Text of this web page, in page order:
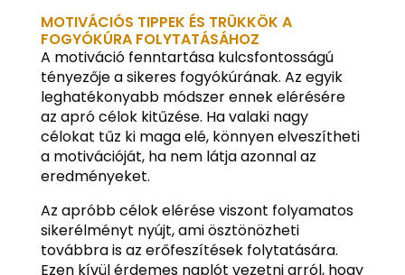
MOTIVÁCIÓS TIPPEK ÉS TRÜKKÖK A
FOGYÓKÚRA FOLYTATÁSÁHOZ
A motiváció fenntartása kulcsfontosságú
tényezője a sikeres fogyókúrának. Az egyik
leghatékonyabb módszer ennek elérésére
az apró célok kitűzése. Ha valaki nagy
célokat tűz ki maga elé, könnyen elveszítheti
a motivációját, ha nem látja azonnal az
eredményeket.
Az apróbb célok elérése viszont folyamatos
sikerélményt nyújt, ami ösztönözheti
továbbra is az erőfeszítések folytatására.
Ezen kívül érdemes naplót vezetni arról, hogy